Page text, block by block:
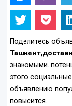
Поделитесь
знакомыми,
этого
объявлению
повысится.